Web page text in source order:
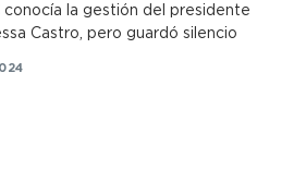
conocía la gestión del presidente
Castro, pero guardó silencio